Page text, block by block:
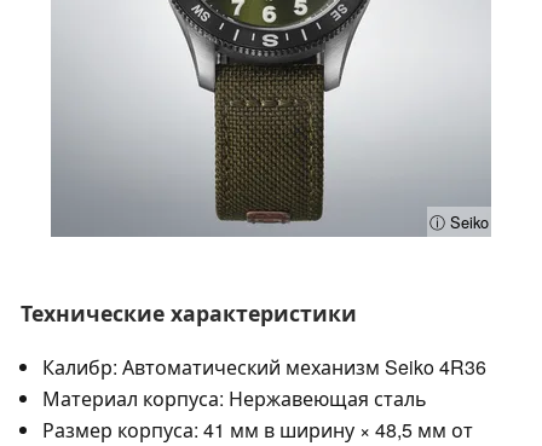
ⓘ Seiko
Технические характеристики
Калибр: Автоматический механизм Seiko 4R36
Материал корпуса: Нержавеющая сталь
Размер корпуса: 41 мм в ширину × 48,5 мм от